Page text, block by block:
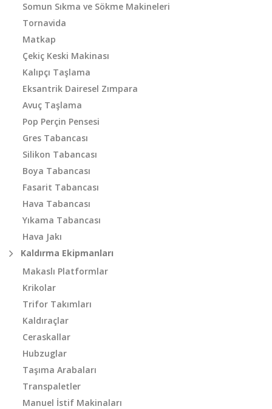
Somun Sıkma ve Sökme Makineleri
Tornavida
Matkap
Çekiç Keski Makinası
Kalıpçı Taşlama
Eksantrik Dairesel Zımpara
Avuç Taşlama
Pop Perçin Pensesi
Gres Tabancası
Silikon Tabancası
Boya Tabancası
Fasarit Tabancası
Hava Tabancası
Yıkama Tabancası
Hava Jakı
Kaldırma Ekipmanları
Makaslı Platformlar
Krikolar
Trifor Takımları
Kaldıraçlar
Ceraskallar
Hubzuglar
Taşıma Arabaları
Transpaletler
Manuel İstif Makinaları